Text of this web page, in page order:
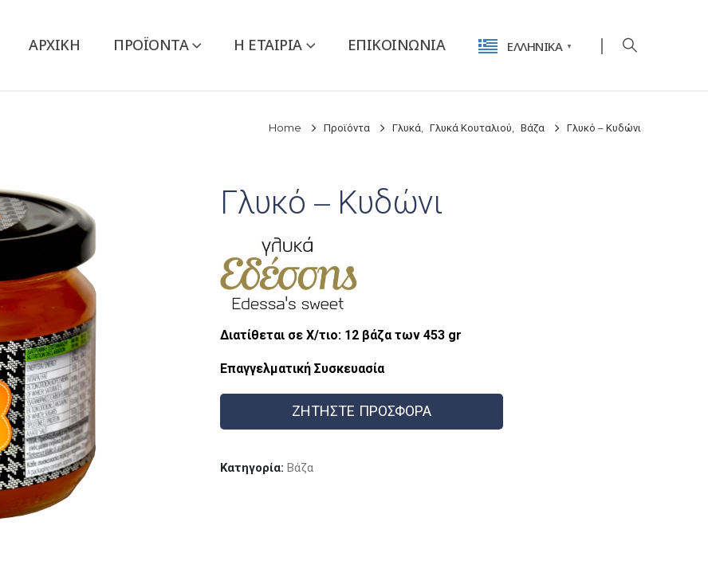
ΑΡΧΙΚΉ ΠΡΟΪΌΝΤΑ Η ΕΤΑΙΡΙΑ ΕΠΙΚΟΙΝΩΝΊΑ ΕΛΛΗΝΙΚΆ ▼
Home Προϊόντα Γλυκά Γλυκά Κουταλιού Βάζα Γλυκό – Κυδώνι
Γλυκό – Κυδώνι
Διατίθεται σε Χ/τιο: 12 βάζα των 453 gr
Επαγγελματική Συσκευασία
ΖΗΤΗΣΤΕ ΠΡΟΣΦΟΡΑ
Κατηγορία: Βάζα